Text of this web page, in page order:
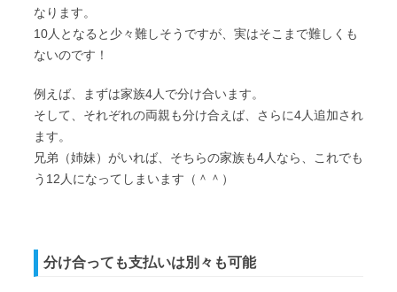
なります。
10人となると少々難しそうですが、実はそこまで難しくも
ないのです！
例えば、まずは家族4人で分け合います。
そして、それぞれの両親も分け合えば、さらに4人追加され
ます。
兄弟（姉妹）がいれば、そちらの家族も4人なら、これでも
う12人になってしまいます（＾＾）
分け合っても支払いは別々も可能